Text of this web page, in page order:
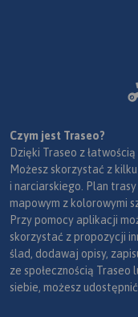
Czym jest Traseo?
Dzięki Traseo z
Możesz skorzystać z
i narciarskiego. Plan
mapowym z kolorowymi
Przy pomocy aplikacji
skorzystać z propozycji
ślad, dodawaj opisy,
ze społecznością
siebie, możesz